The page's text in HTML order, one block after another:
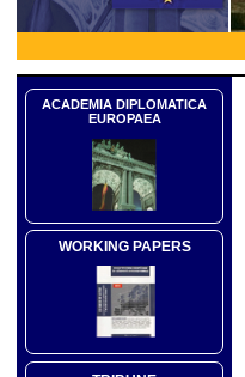
ACADEMIA DIPLOMATICA
EUROPAEA
WORKING PAPERS